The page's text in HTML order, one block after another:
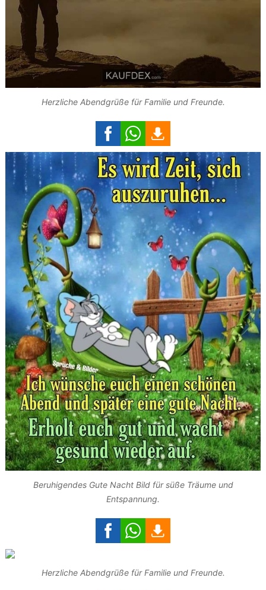
Herzliche Abendgrüße für Familie und Freunde.
Beruhigendes Gute Nacht Bild für süße Träume und
Entspannung.
Herzliche Abendgrüße für Familie und Freunde.